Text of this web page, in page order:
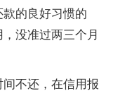
的良好习惯的
没准过两三个月
不还，在信用报